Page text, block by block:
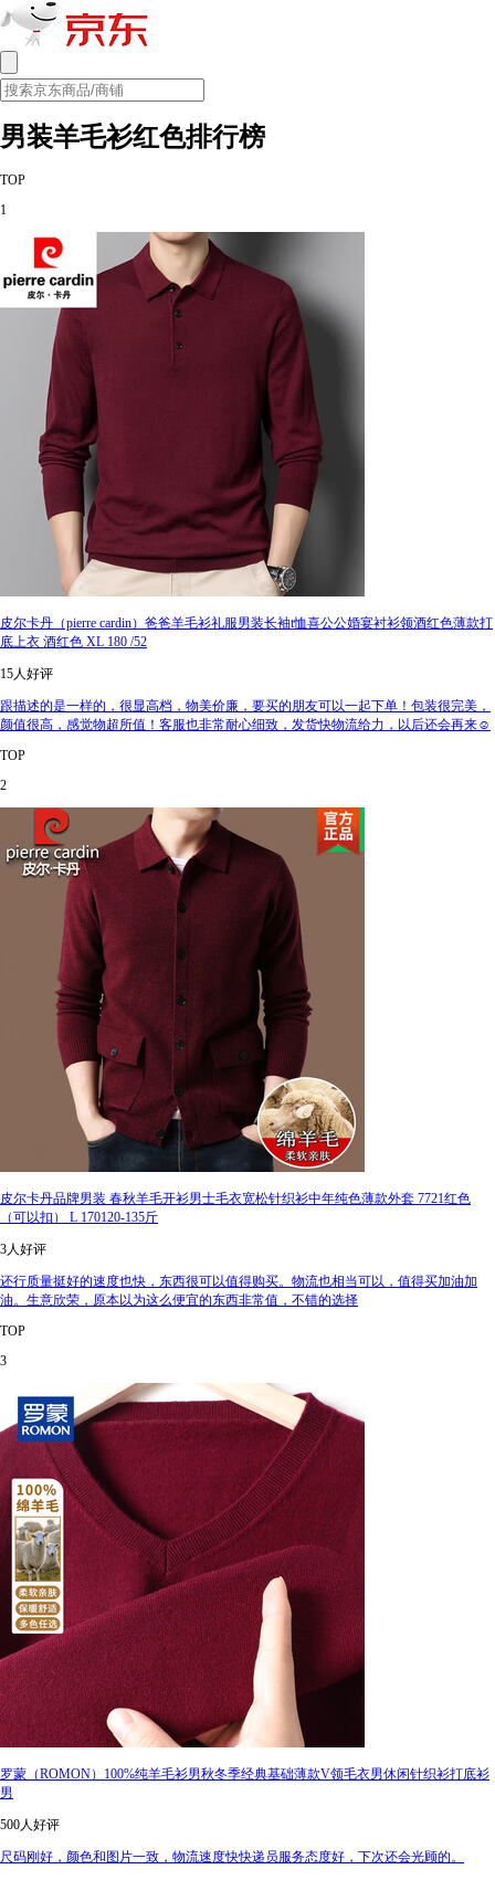
男装羊毛衫红色排行榜
TOP
1
皮尔卡丹（pierre cardin）爸爸羊毛衫礼服男装长袖t恤喜公公婚宴衬衫领酒红色薄款打
底上衣 酒红色 XL 180 /52
15人好评
跟描述的是一样的，很显高档，物美价廉，要买的朋友可以一起下单！包装很完美，
颜值很高，感觉物超所值！客服也非常耐心细致，发货快物流给力，以后还会再来☺️
TOP
2
皮尔卡丹品牌男装 春秋羊毛开衫男士毛衣宽松针织衫中年纯色薄款外套 7721红色
（可以扣） L 170120-135斤
3人好评
还行质量挺好的速度也快，东西很可以值得购买。物流也相当可以，值得买加油加
油。生意欣荣，原本以为这么便宜的东西非常值，不错的选择
TOP
3
罗蒙（ROMON）100%纯羊毛衫男秋冬季经典基础薄款V领毛衣男休闲针织衫打底衫
男
500人好评
尺码刚好，颜色和图片一致，物流速度快快递员服务态度好，下次还会光顾的。